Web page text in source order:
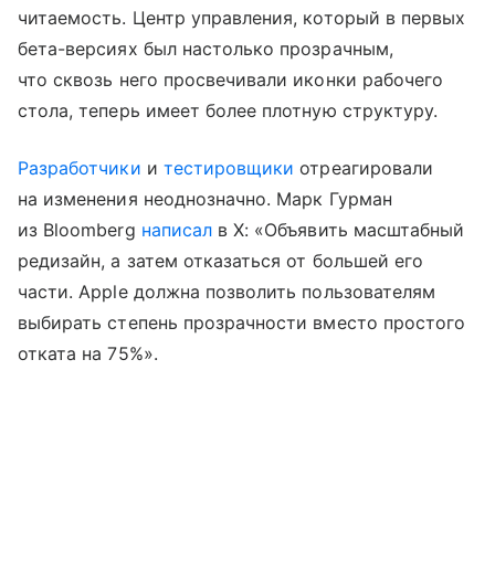
читаемость. Центр управления, который в первых
бета-версиях был настолько прозрачным,
что сквозь него просвечивали иконки рабочего
стола, теперь имеет более плотную структуру.
Разработчики и тестировщики отреагировали
на изменения неоднозначно. Марк Гурман
из Bloomberg написалв X: «Объявить масштабный
редизайн, а затем отказаться от большей его
части. Apple должна позволить пользователям
выбирать степень прозрачности вместо простого
отката на 75%».